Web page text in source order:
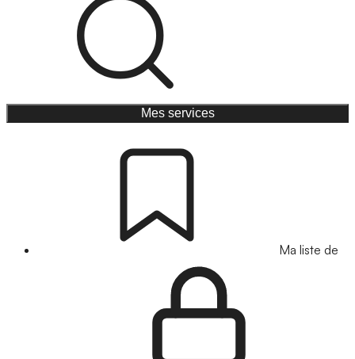
Mes services
Ma liste de